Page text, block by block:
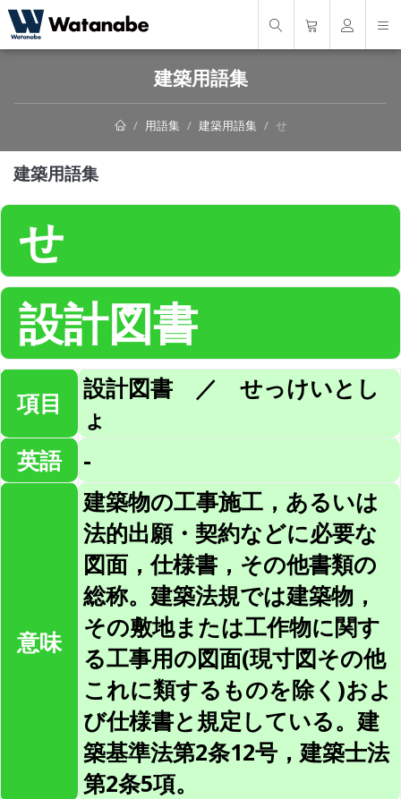
建築用語集
用語集 建築用語集 せ
建築用語集
せ
設計図書
項目
設計図書 ／ せっけいとし
ょ
英語
-
意味
建築物の工事施工，あるいは
法的出願・契約などに必要な
図面，仕様書，その他書類の
総称。建築法規では建築物，
その敷地または工作物に関す
る工事用の図面(現寸図その他
これに類するものを除く)およ
び仕様書と規定している。建
築基準法第2条12号，建築士法
第2条5項。